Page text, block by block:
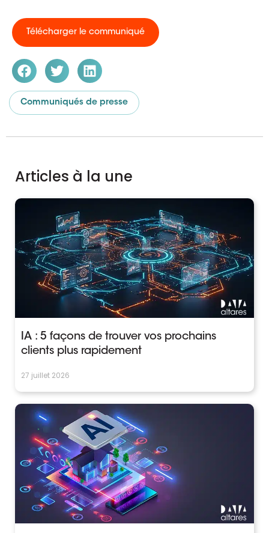
Télécharger le communiqué
Communiqués de presse
Articles à la une
IA : 5 façons de trouver vos prochains
clients plus rapidement
27 juillet 2026